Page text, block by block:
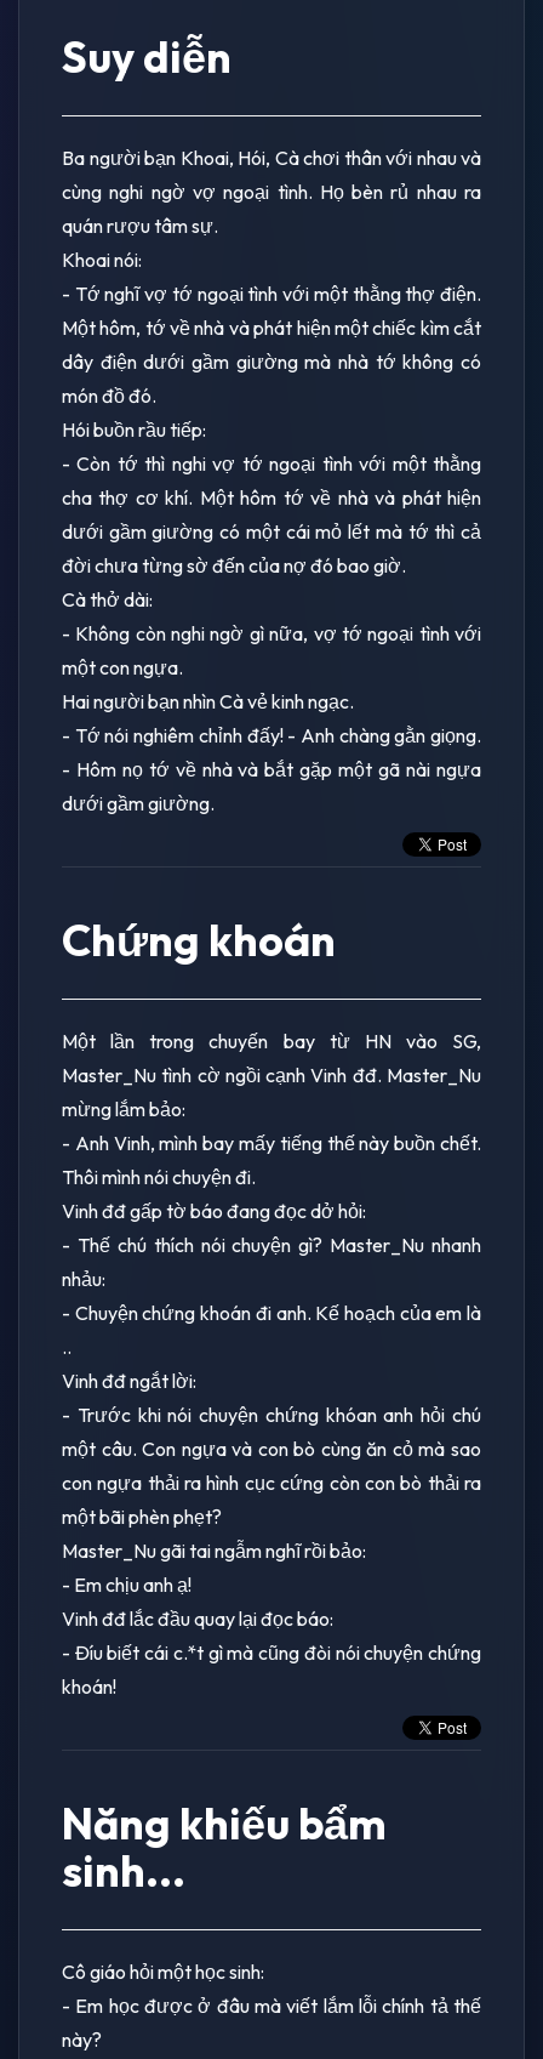
Suy diễn
Ba người bạn Khoai, Hói, Cà chơi thân với nhau và
cùng nghi ngờ vợ ngoại tình. Họ bèn rủ nhau ra
quán rượu tâm sự.
Khoai nói:
- Tớ nghĩ vợ tớ ngoại tình với một thằng thợ điện.
Một hôm, tớ về nhà và phát hiện một chiếc kìm cắt
dây điện dưới gầm giường mà nhà tớ không có
món đồ đó.
Hói buồn rầu tiếp:
- Còn tớ thì nghi vợ tớ ngoại tình với một thằng
cha thợ cơ khí. Một hôm tớ về nhà và phát hiện
dưới gầm giường có một cái mỏ lết mà tớ thì cả
đời chưa từng sờ đến của nợ đó bao giờ.
Cà thở dài:
- Không còn nghi ngờ gì nữa, vợ tớ ngoại tình với
một con ngựa.
Hai người bạn nhìn Cà vẻ kinh ngạc.
- Tớ nói nghiêm chỉnh đấy! - Anh chàng gằn giọng.
- Hôm nọ tớ về nhà và bắt gặp một gã nài ngựa
dưới gầm giường.
Chứng khoán
Một lần trong chuyến bay từ HN vào SG,
Master_Nu tình cờ ngồi cạnh Vinh đđ. Master_Nu
mừng lắm bảo:
- Anh Vinh, mình bay mấy tiếng thế này buồn chết.
Thôi mình nói chuyện đi.
Vinh đđ gấp tờ báo đang đọc dở hỏi:
- Thế chú thích nói chuyện gì? Master_Nu nhanh
nhảu:
- Chuyện chứng khoán đi anh. Kế hoạch của em là
..
Vinh đđ ngắt lời:
- Trước khi nói chuyện chứng khóan anh hỏi chú
một câu. Con ngựa và con bò cùng ăn cỏ mà sao
con ngựa thải ra hình cục cứng còn con bò thải ra
một bãi phèn phẹt?
Master_Nu gãi tai ngẫm nghĩ rồi bảo:
- Em chịu anh ạ!
Vinh đđ lắc đầu quay lại đọc báo:
- Đíu biết cái c.*t gì mà cũng đòi nói chuyện chứng
khoán!
Năng khiếu bẩm
sinh...
Cô giáo hỏi một học sinh:
- Em học được ở đâu mà viết lắm lỗi chính tả thế
này?